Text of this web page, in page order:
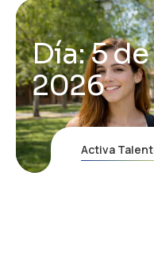
Día:5
2026
Activa